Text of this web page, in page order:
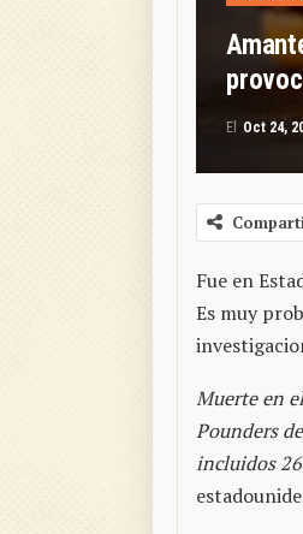
El Oct 24,
Fue en
Es muy
Muerte en
Pounders
incluidos